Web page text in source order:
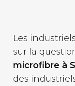
Les
sur la
microfibre à
des